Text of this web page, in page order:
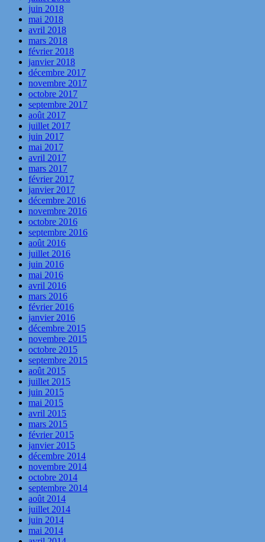
juin 2018
mai 2018
avril 2018
mars 2018
février 2018
janvier 2018
décembre 2017
novembre 2017
octobre 2017
septembre 2017
août 2017
juillet 2017
juin 2017
mai 2017
avril 2017
mars 2017
février 2017
janvier 2017
décembre 2016
novembre 2016
octobre 2016
septembre 2016
août 2016
juillet 2016
juin 2016
mai 2016
avril 2016
mars 2016
février 2016
janvier 2016
décembre 2015
novembre 2015
octobre 2015
septembre 2015
août 2015
juillet 2015
juin 2015
mai 2015
avril 2015
mars 2015
février 2015
janvier 2015
décembre 2014
novembre 2014
octobre 2014
septembre 2014
août 2014
juillet 2014
juin 2014
mai 2014